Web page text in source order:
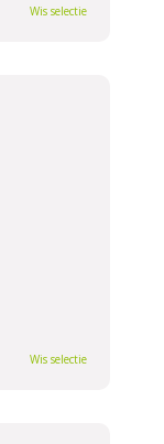
Wis selectie
Wis selectie